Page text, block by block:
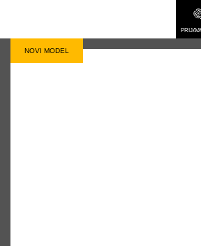
NOVI MODEL